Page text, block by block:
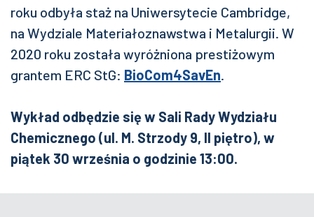
roku odbyła staż na Uniwersytecie Cambridge,
na Wydziale Materiałoznawstwa i Metalurgii. W
2020 roku została wyróżniona prestiżowym
grantem ERC StG: BioCom4SavEn.
Wykład odbędzie się w Sali Rady Wydziału
Chemicznego (ul. M. Strzody 9, II piętro), w
piątek 30 września o godzinie 13:00.